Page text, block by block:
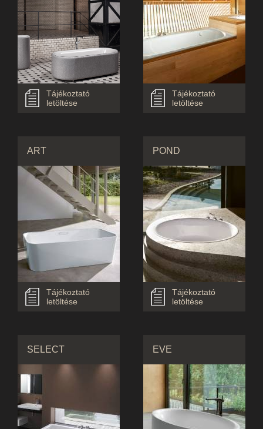
Tájékoztató
letöltése
Tájékoztató
letöltése
ART
Tájékoztató
letöltése
POND
Tájékoztató
letöltése
SELECT EVE